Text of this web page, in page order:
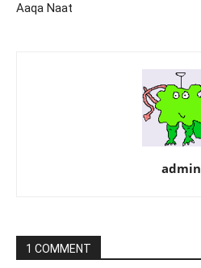
Aaqa Naat
admin
1 COMMENT